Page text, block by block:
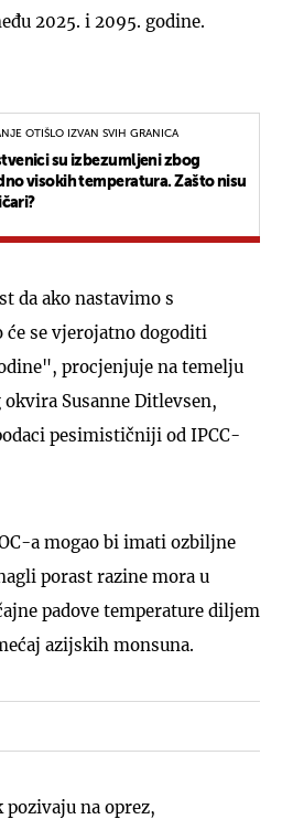
2025. i 2095. godine.
OTIŠLO IZVAN SVIH GRANICA
su izbezumljeni zbog
visokih temperatura. Zašto nisu
da ako nastavimo s
će se vjerojatno dogoditi
procjenjuje na temelju
Susanne Ditlevsen,
pesimističniji od IPCC-
a mogao bi imati ozbiljne
porast razine mora u
padove temperature diljem
azijskih monsuna.
na oprez,